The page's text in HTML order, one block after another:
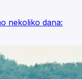
nekoliko dana: